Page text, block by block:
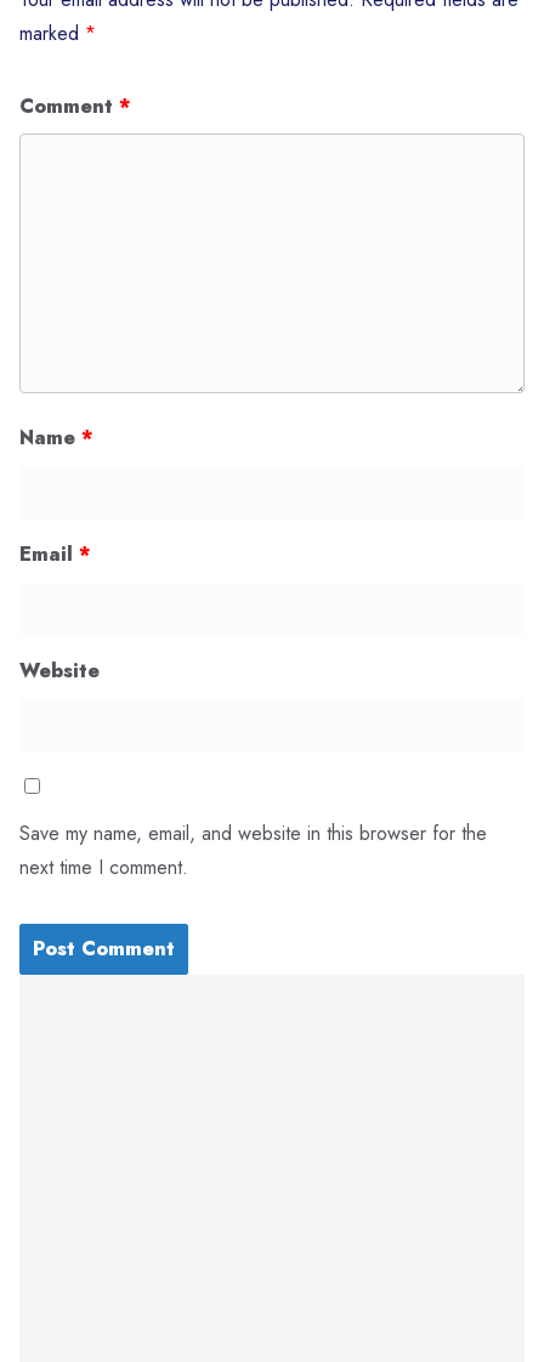
marked *
Comment *
Name *
Email *
Website
Save my name, email, and website in this browser for the
next time I comment.